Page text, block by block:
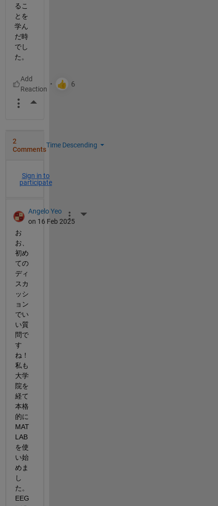
るこ
とを
学ん
だ時
でし
た。
More Actions
2
Comments
Time Descending
Sign in to
participate
Angelo Yeo
on 16 Feb 2025
More Actions
お
お、
初め
ての
ディ
スカ
ッシ
ョン
でい
い質
問で
す
ね！
私も
大学
院を
経て
本格
的に
MAT
LAB
を使
い始
めま
し
た。
EEG